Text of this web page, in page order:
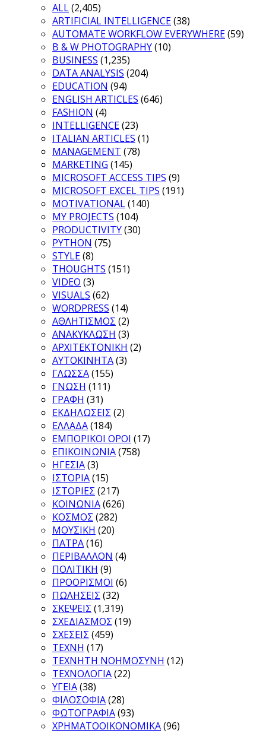
ALL(2,405)
ARTIFICIAL INTELLIGENCE(38)
AUTOMATE WORKFLOW EVERYWHERE(59)
B & W PHOTOGRAPHY(10)
BUSINESS (1,235)
DATA ANALYSIS (204)
EDUCATION (94)
ENGLISH ARTICLES (646)
FASHION (4)
INTELLIGENCE(23)
ITALIAN ARTICLES (1)
MANAGEMENT (78)
MARKETING (145)
MICROSOFT ACCESS TIPS (9)
MICROSOFT EXCEL TIPS (191)
MOTIVATIONAL(140)
MY PROJECTS (104)
PRODUCTIVITY(30)
PYTHON (75)
STYLE(8)
THOUGHTS (151)
VIDEO (3)
VISUALS (62)
WORDPRESS (14)
ΑΘΛΗΤΙΣΜΟΣ (2)
ΑΝΑΚΥΚΛΩΣΗ (3)
ΑΡΧΙΤΕΚΤΟΝΙΚΗ (2)
ΑΥΤΟΚΙΝΗΤΑ(3)
ΓΛΩΣΣΑ(155)
ΓΝΩΣΗ (111)
ΓΡΑΦΗ (31)
ΕΚΔΗΛΩΣΕΙΣ (2)
ΕΛΛΑΔΑ(184)
ΕΜΠΟΡΙΚΟΙ ΟΡΟΙ (17)
ΕΠΙΚΟΙΝΩΝΙΑ(758)
ΗΓΕΣΙΑ(3)
ΙΣΤΟΡΙΑ(15)
ΙΣΤΟΡΙΕΣ (217)
ΚΟΙΝΩΝΙΑ(626)
ΚΟΣΜΟΣ (282)
ΜΟΥΣΙΚΗ (20)
ΠΑΤΡΑ(16)
ΠΕΡΙΒΑΛΛΟΝ (4)
ΠΟΛΙΤΙΚΗ (9)
ΠΡΟΟΡΙΣΜΟΙ (6)
ΠΩΛΗΣΕΙΣ (32)
ΣΚΕΨΕΙΣ (1,319)
ΣΧΕΔΙΑΣΜΟΣ (19)
ΣΧΕΣΕΙΣ (459)
ΤΕΧΝΗ (17)
ΤΕΧΝΗΤΗ ΝΟΗΜΟΣΥΝΗ (12)
ΤΕΧΝΟΛΟΓΙΑ(22)
ΥΓΕΙΑ(38)
ΦΙΛΟΣΟΦΙΑ(28)
ΦΩΤΟΓΡΑΦΙΑ(93)
ΧΡΗΜΑΤΟΟΙΚΟΝΟΜΙΚΑ(96)